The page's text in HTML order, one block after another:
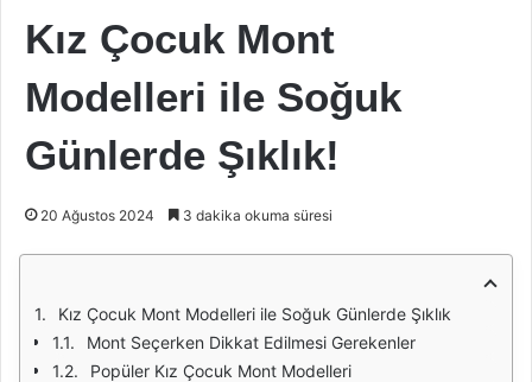
Kız Çocuk Mont
Modelleri ile Soğuk
Günlerde Şıklık!
20 Ağustos 2024 3 dakika okuma süresi
Kız Çocuk Mont Modelleri ile Soğuk Günlerde Şıklık
Mont Seçerken Dikkat Edilmesi Gerekenler
Popüler Kız Çocuk Mont Modelleri